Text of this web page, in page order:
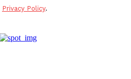
Privacy Policy.